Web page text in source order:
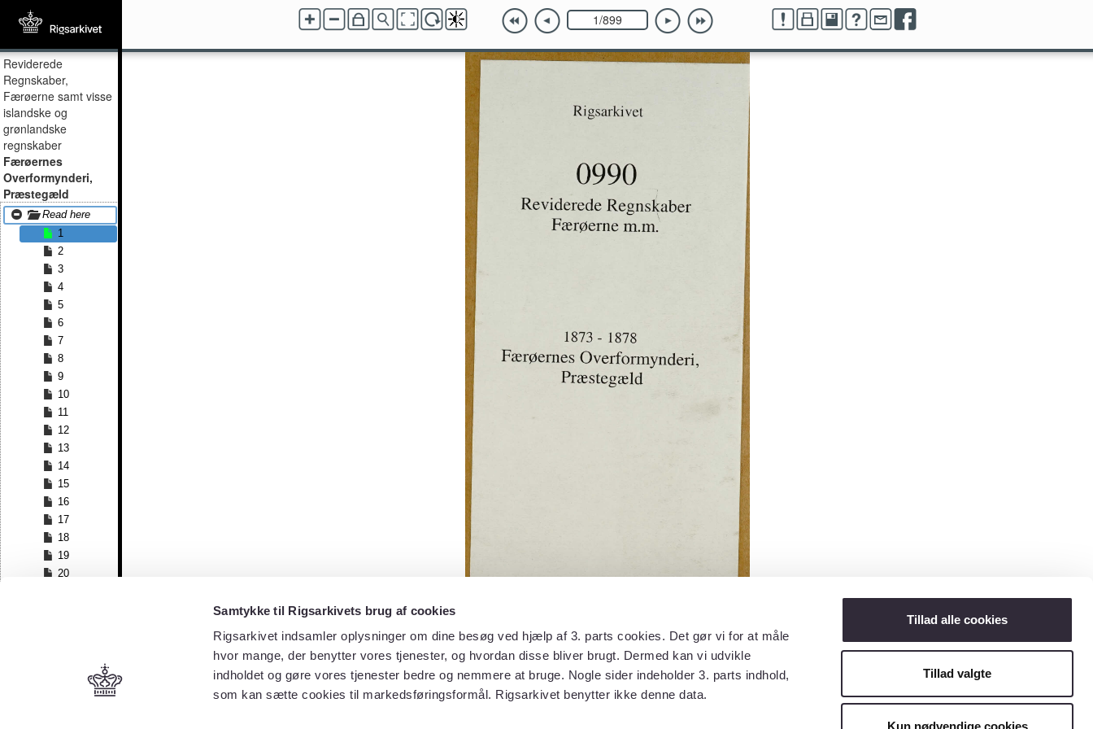
Samtykke til Rigsarkivets brug af cookies
Rigsarkivet indsamler oplysninger om dine besøg ved hjælp af 3. parts cookies. Det gør vi for at måle
hvor mange, der benytter vores tjenester, og hvordan disse bliver brugt. Dermed kan vi udvikle
indholdet og gøre vores tjenester bedre og nemmere at bruge. Nogle sider indeholder 3. parts indhold,
som kan sætte cookies til markedsføringsformål. Rigsarkivet benytter ikke denne data.
Tillad alle cookies
Tillad valgte
Kun nødvendige cookies
Reviderede
Regnskaber,
Færøerne samt visse
islandske og
grønlandske
regnskaber
Færøernes
Overformynderi,
Præstegæld
Read here
1
2
3
4
5
6
7
8
9
10
11
12
13
14
15
16
17
18
19
20